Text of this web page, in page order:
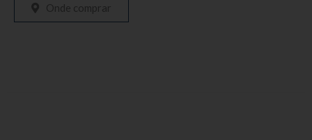
Onde comprar